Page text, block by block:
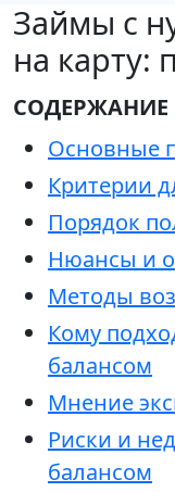
Займы с
на карту:
СОДЕРЖАНИЕ
Основные
Критерии
Порядок
Нюансы и
Методы
Кому
балансом
Мнение
Риски и
балансом